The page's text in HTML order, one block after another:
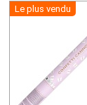
Le plus vendu